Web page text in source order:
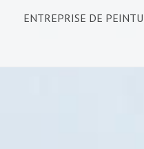
ENTREPRISE DE